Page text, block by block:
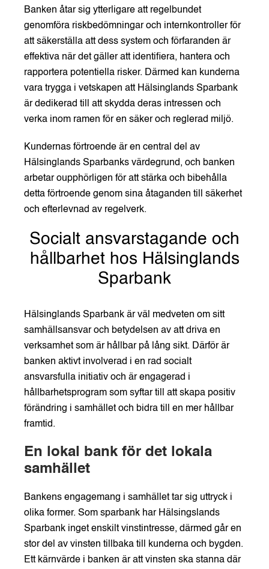
Banken åtar sig ytterligare att regelbundet
genomföra riskbedömningar och internkontroller för
att säkerställa att dess system och förfaranden är
effektiva när det gäller att identifiera, hantera och
rapportera potentiella risker. Därmed kan kunderna
vara trygga i vetskapen att Hälsinglands Sparbank
är dedikerad till att skydda deras intressen och
verka inom ramen för en säker och reglerad miljö.
Kundernas förtroende är en central del av
Hälsinglands Sparbanks värdegrund, och banken
arbetar oupphörligen för att stärka och bibehålla
detta förtroende genom sina åtaganden till säkerhet
och efterlevnad av regelverk.
Socialt ansvarstagande och
hållbarhet hos Hälsinglands
Sparbank
Hälsinglands Sparbank är väl medveten om sitt
samhällsansvar och betydelsen av att driva en
verksamhet som är hållbar på lång sikt. Därför är
banken aktivt involverad i en rad socialt
ansvarsfulla initiativ och är engagerad i
hållbarhetsprogram som syftar till att skapa positiv
förändring i samhället och bidra till en mer hållbar
framtid.
En lokal bank för det lokala
samhället
Bankens engagemang i samhället tar sig uttryck i
olika former. Som sparbank har Hälsingslands
Sparbank inget enskilt vinstintresse, därmed går en
stor del av vinsten tillbaka till kunderna och bygden.
Ett kärnvärde i banken är att vinsten ska stanna där